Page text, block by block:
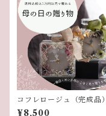
コフレロージュ（完成品）
¥8,500